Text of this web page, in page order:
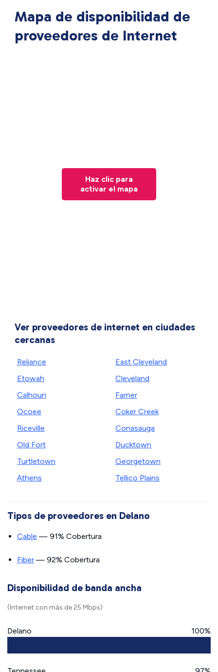
Mapa de disponibilidad de
proveedores de Internet
Haz clic para
activar el mapa
Ver proveedores de internet en ciudades
cercanas
Reliance
Etowah
Calhoun
Ocoee
Riceville
Old Fort
Turtletown
Athens
East Cleveland
Cleveland
Farner
Coker Creek
Conasauga
Ducktown
Georgetown
Tellico Plains
Tipos de proveedores en Delano
Cable — 91% Cobertura
Fiber — 92% Cobertura
Disponibilidad de banda ancha
(Internet con más de 25 Mbps)
Delano 100%